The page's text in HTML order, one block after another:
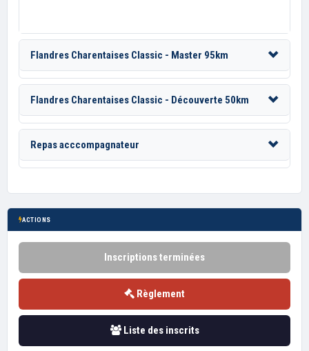
Flandres Charentaises Classic - Master 95km
Flandres Charentaises Classic - Découverte 50km
Repas acccompagnateur
ACTIONS
Inscriptions terminées
Règlement
Liste des inscrits